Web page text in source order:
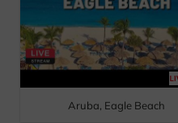
Aruba, Eagle Beach